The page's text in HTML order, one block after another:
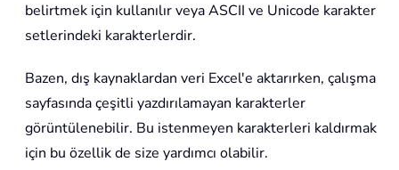
belirtmek için kullanılır veya ASCII ve Unicode karakter
setlerindeki karakterlerdir.
Bazen, dış kaynaklardan veri Excel'e aktarırken, çalışma
sayfasında çeşitli yazdırılamayan karakterler
görüntülenebilir. Bu istenmeyen karakterleri kaldırmak
için bu özellik de size yardımcı olabilir.